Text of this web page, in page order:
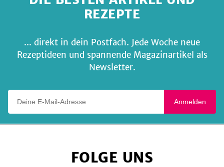
REZEPTE
... direkt in dein Postfach. Jede Woche neue
Rezeptideen und spannende Magazinartikel als
Newsletter.
Anmelden
FOLGE UNS